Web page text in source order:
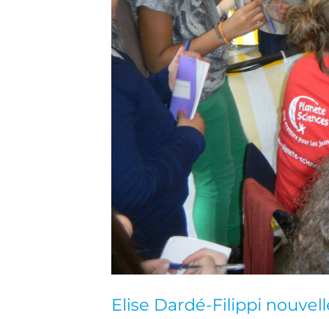
Elise Dardé-Filippi